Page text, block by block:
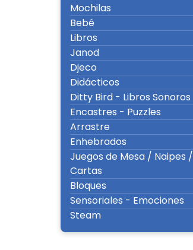
Mochilas
Bebé
Libros
Janod
Djeco
Didácticos
Ditty Bird - Libros Sonoros
Encastres - Puzzles
Arrastre
Enhebrados
Juegos de Mesa / Naipes /
Cartas
Bloques
Sensoriales - Emociones
Steam